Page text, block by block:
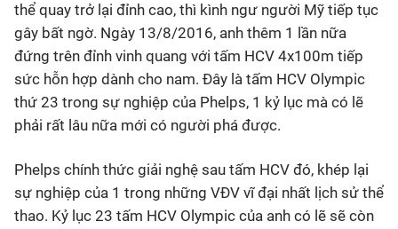
thể quay trở lại đỉnh cao, thì kình ngư người Mỹ tiếp tục
gây bất ngờ. Ngày 13/8/2016, anh thêm 1 lần nữa
đứng trên đỉnh vinh quang với tấm HCV 4x100m tiếp
sức hỗn hợp dành cho nam. Đây là tấm HCV Olympic
thứ 23 trong sự nghiệp của Phelps, 1 kỷ lục mà có lẽ
phải rất lâu nữa mới có người phá được.
Phelps chính thức giải nghệ sau tấm HCV đó, khép lại
sự nghiệp của 1 trong những VĐV vĩ đại nhất lịch sử thể
thao. Kỷ lục 23 tấm HCV Olympic của anh có lẽ sẽ còn